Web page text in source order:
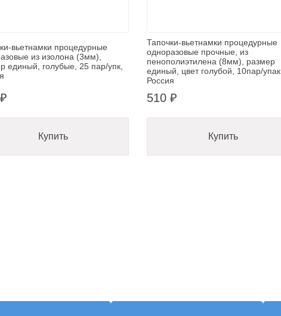
вьетнамки процедурные
из изолона (3мм),
единый, голубые, 25 пар/упк,
Купить
Тапочки-вьетнамки процедурные
одноразовые прочные, из
пенополиэтилена (8мм), размер
единый, цвет голубой, 10пар/упак,
Россия
510 ₽
Купить